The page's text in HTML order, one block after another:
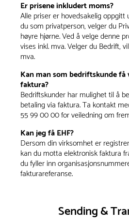
Er prisene inkludert moms?
Alle priser er hovedsakelig oppgitt
du som privatperson, velger du
høyre hjørne. Ved å velge denne
vises inkl. mva. Velger du Bedrift,
mva.
Kan man som bedriftskunde
faktura?
Bedriftskunder har mulighet til å
betaling via faktura. Ta kontakt
55 99 00 00 for veiledning om
Kan jeg få EHF?
Dersom din virksomhet er
kan du motta elektronisk faktura
du fyller inn
fakturareferanse.
Sending &